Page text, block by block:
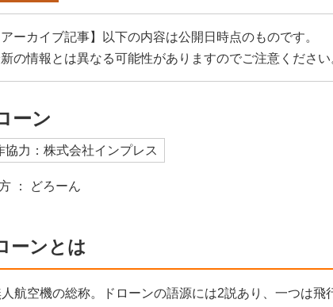
アーカイブ記事】以下の内容は公開日時点のものです。
の情報とは異なる可能性がありますのでご注意ください
ーン
協力：株式会社インプレス
： どろーん
ーンとは
航空機の総称。ドローンの語源には2説あり、一つは飛